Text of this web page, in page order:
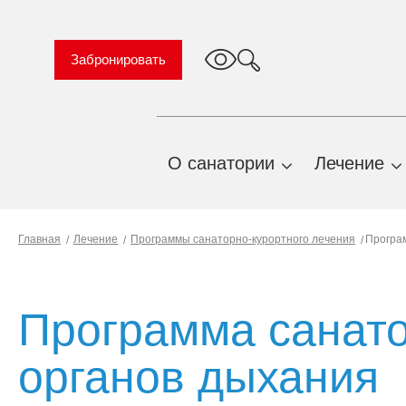
Забронировать
О санатории
История санатория
санатория
Лечение
лечения
Главная Лечение Программы санаторно-курортного лечения
Программа
органов дыхания